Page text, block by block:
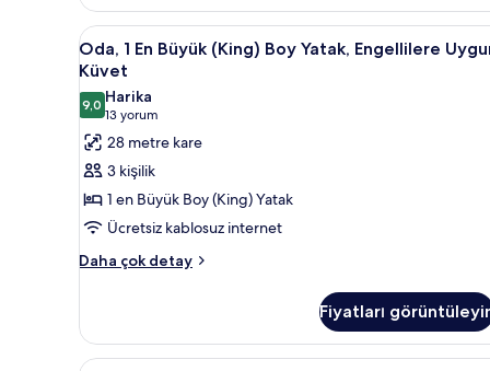
fotoğrafları
görün
Yatak,
Engellilere
Uygun
(Roll-
Shower)
hakkında
daha
fazla
detay
Oda,
1
En
Büyük
(King)
Boy
Yatak,
Engellilere
Uygun,
Küvet
fotoğrafları
görün
4
Oda, 1 En Büyük (King) Boy Yatak, Engellilere
Küvet
9,09,0 / 10
Harika
13 yorum
(13
yorum)
28 metre kare
3 kişilik
1 en Büyük Boy (King) Yatak
Ücretsiz kablosuz internet
Daha çok detay
Oda,
(King)
Boy
Fiyatları